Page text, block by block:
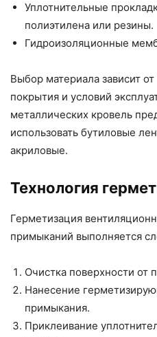
Уплотнительные
полиэтилена или резины.
Гидроизоляционные
Выбор материала зависит
покрытия и условий
металлических кровель
использовать бутиловые
акриловые.
Технология
Герметизация
примыканий выполняется
Очистка поверхности от
Нанесение
примыкания.
Приклеивание